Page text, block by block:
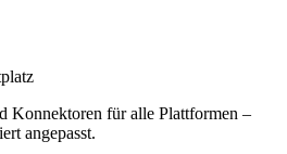
Konnektoren für alle Plattformen –
angepasst.